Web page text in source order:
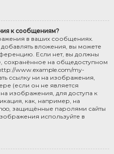
к сообщениям?
в ваших сообщениях.
вложения, вы можете
Если нет, вы должны
сохранённое на общедоступном
www.example.com/my-
ссылку ни на изображения,
(если он не является
изображения, для доступа к
как, например, на
защищённые паролями сайты
используйте в